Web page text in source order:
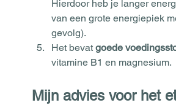
Hierdoor heb je langer
van een grote energiepiek
gevolg).
Het bevat goede
vitamine B1 en magnesium.
Mijn advies voor het